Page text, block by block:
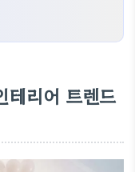
테리어 트렌드